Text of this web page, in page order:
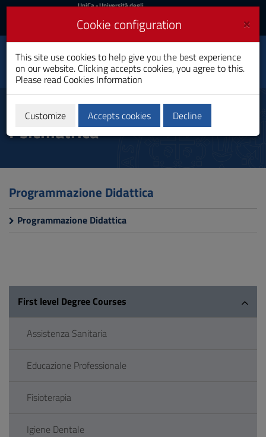
Skip
Content
to
Go
Footer
UniCa
Login
UniCa- Università degli
Login UniCA News
Toggle
navigation
Department of Surgical
Sciences
Tecnica della Riabilitazione
Psichiatrica
Programmazione Didattica
Programmazione Didattica
First level Degree Courses
Assistenza Sanitaria
Educazione Professionale
Fisioterapia
Igiene Dentale
×
Cookie configuration
This site use cookies to help give you the best experience
on our website. Clicking accepts cookies, you agree to this.
Please read Cookies Information
Customize Accepts cookies Decline